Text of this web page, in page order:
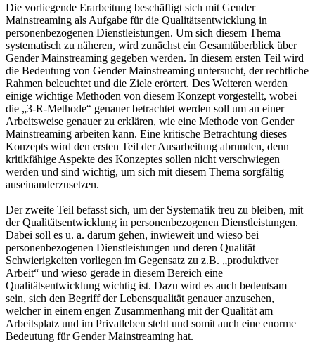
Die vorliegende Erarbeitung beschäftigt sich mit Gender
Mainstreaming als Aufgabe für die Qualitätsentwicklung in
personenbezogenen Dienstleistungen. Um sich diesem Thema
systematisch zu näheren, wird zunächst ein Gesamtüberblick über
Gender Mainstreaming gegeben werden. In diesem ersten Teil wird
die Bedeutung von Gender Mainstreaming untersucht, der rechtliche
Rahmen beleuchtet und die Ziele erörtert. Des Weiteren werden
einige wichtige Methoden von diesem Konzept vorgestellt, wobei
die „3-R-Methode“ genauer betrachtet werden soll um an einer
Arbeitsweise genauer zu erklären, wie eine Methode von Gender
Mainstreaming arbeiten kann. Eine kritische Betrachtung dieses
Konzepts wird den ersten Teil der Ausarbeitung abrunden, denn
kritikfähige Aspekte des Konzeptes sollen nicht verschwiegen
werden und sind wichtig, um sich mit diesem Thema sorgfältig
auseinanderzusetzen.
Der zweite Teil befasst sich, um der Systematik treu zu bleiben, mit
der Qualitätsentwicklung in personenbezogenen Dienstleistungen.
Dabei soll es u. a. darum gehen, inwieweit und wieso bei
personenbezogenen Dienstleistungen und deren Qualität
Schwierigkeiten vorliegen im Gegensatz zu z.B. „produktiver
Arbeit“ und wieso gerade in diesem Bereich eine
Qualitätsentwicklung wichtig ist. Dazu wird es auch bedeutsam
sein, sich den Begriff der Lebensqualität genauer anzusehen,
welcher in einem engen Zusammenhang mit der Qualität am
Arbeitsplatz und im Privatleben steht und somit auch eine enorme
Bedeutung für Gender Mainstreaming hat.